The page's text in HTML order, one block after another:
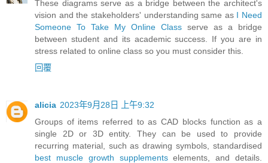
These diagrams serve as a bridge between the architect's
vision and the stakeholders' understanding same as I Need
Someone To Take My Online Class serve as a bridge
between student and its academic success. If you are in
stress related to online class so you must consider this.
回覆
alicia 2023年9月28日 上午9:32
Groups of items referred to as CAD blocks function as a
single 2D or 3D entity. They can be used to provide
recurring material, such as drawing symbols, standardised
best muscle growth supplementselements, and details.